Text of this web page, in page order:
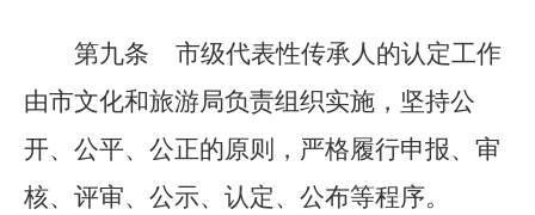
第九条
市级代表性传承人的认定工作
由市文化和旅游局负责组织实施，坚持公
开、公平、公正的原则，严格履行申报、审
核、评审、公示、认定、公布等程序。